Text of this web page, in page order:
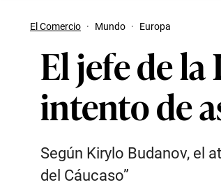
El Comercio · Mundo · Europa
El jefe de
intento de
Según Kirylo Budanov, el
del Cáucaso”